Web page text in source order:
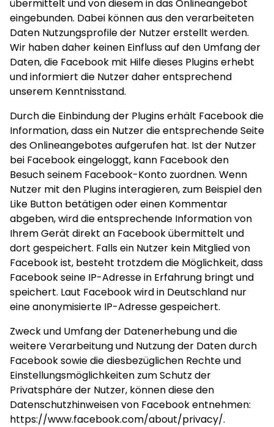
übermittelt und von diesem in das Onlineangebot
eingebunden. Dabei können aus den verarbeiteten
Daten Nutzungsprofile der Nutzer erstellt werden.
Wir haben daher keinen Einfluss auf den Umfang der
Daten, die Facebook mit Hilfe dieses Plugins erhebt
und informiert die Nutzer daher entsprechend
unserem Kenntnisstand.
Durch die Einbindung der Plugins erhält Facebook die
Information, dass ein Nutzer die entsprechende Seite
des Onlineangebotes aufgerufen hat. Ist der Nutzer
bei Facebook eingeloggt, kann Facebook den
Besuch seinem Facebook-Konto zuordnen. Wenn
Nutzer mit den Plugins interagieren, zum Beispiel den
Like Button betätigen oder einen Kommentar
abgeben, wird die entsprechende Information von
Ihrem Gerät direkt an Facebook übermittelt und
dort gespeichert. Falls ein Nutzer kein Mitglied von
Facebook ist, besteht trotzdem die Möglichkeit, dass
Facebook seine IP-Adresse in Erfahrung bringt und
speichert. Laut Facebook wird in Deutschland nur
eine anonymisierte IP-Adresse gespeichert.
Zweck und Umfang der Datenerhebung und die
weitere Verarbeitung und Nutzung der Daten durch
Facebook sowie die diesbezüglichen Rechte und
Einstellungsmöglichkeiten zum Schutz der
Privatsphäre der Nutzer, können diese den
Datenschutzhinweisen von Facebook entnehmen:
https://www.facebook.com/about/privacy/.